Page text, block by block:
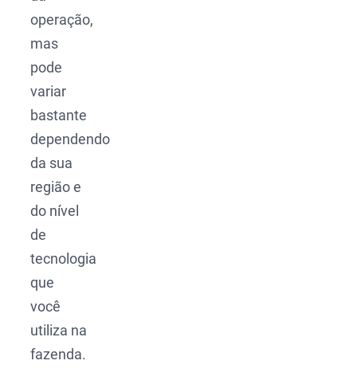
operação,
mas
pode
variar
bastante
dependendo
da sua
região e
do nível
de
tecnologia
que
você
utiliza na
fazenda.